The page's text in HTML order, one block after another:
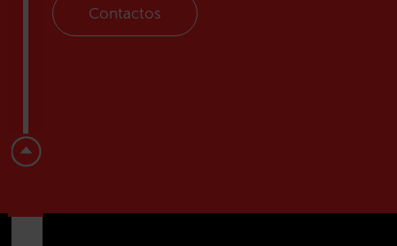
Contactos